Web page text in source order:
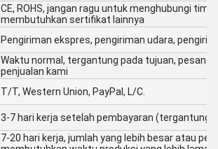
CE, ROHS, jangan ragu untuk menghubungi tim
membutuhkan sertifikat lainnya
Pengiriman ekspres, pengiriman udara,
Waktu normal, tergantung pada tujuan,
penjualan kami
T/T, Western Union, PayPal, L/C.
3-7 hari kerja setelah pembayaran (tergantung
7-20 hari kerja, jumlah yang lebih besar atau